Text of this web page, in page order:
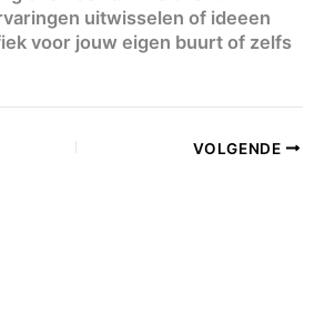
uitwisselen of ideeen
voor jouw eigen buurt of zelfs
VOLGENDE